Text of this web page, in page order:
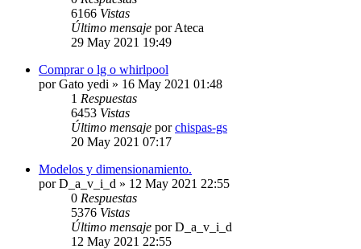
6166 Vistas
Último mensaje porAteca
29 May 2021 19:49
Comprar o lg o whirlpool
porGato yedi » 16 May 2021 01:48
1 Respuestas
6453 Vistas
Último mensaje porchispas-gs
20 May 2021 07:17
Modelos y dimensionamiento.
porD_a_v_i_d » 12 May 2021 22:55
0 Respuestas
5376 Vistas
Último mensaje porD_a_v_i_d
12 May 2021 22:55